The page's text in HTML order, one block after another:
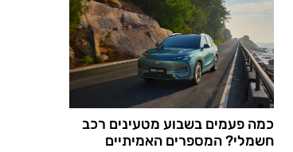
כמה פעמים בשבוע מטעינים רכב
חשמלי? המספרים האמיתיים